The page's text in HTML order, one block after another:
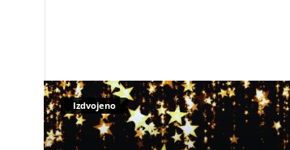
Izdvojeno